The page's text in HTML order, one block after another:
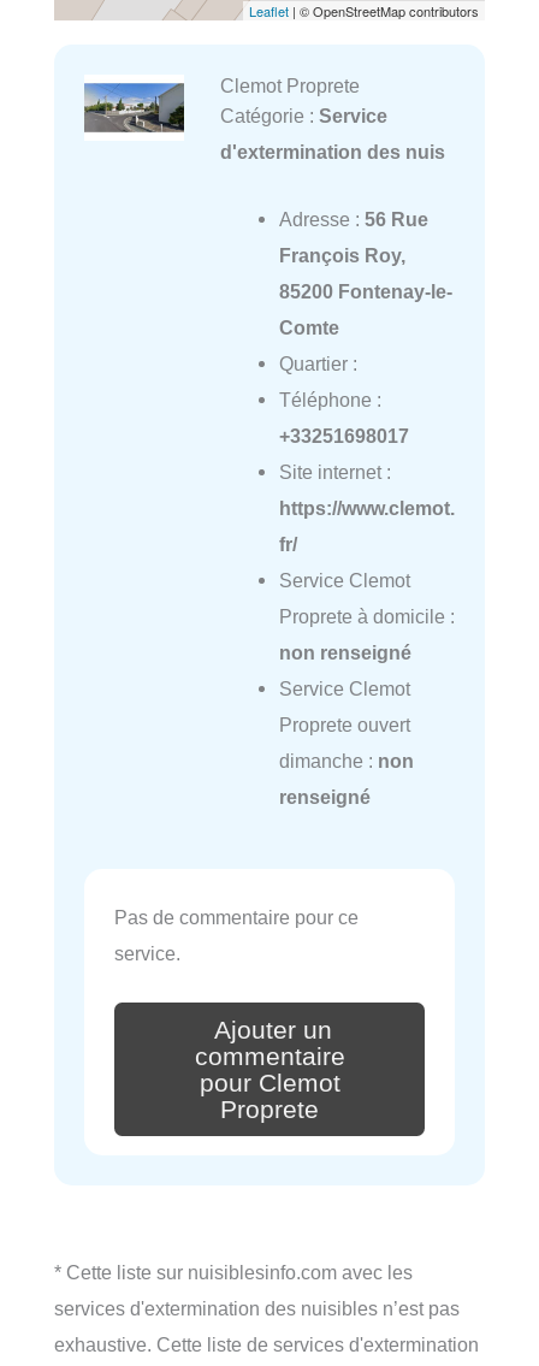
Leaflet | © OpenStreetMap contributors
Clemot Proprete
Catégorie : Service
d'extermination des nuis
Adresse : 56 Rue
François Roy,
85200 Fontenay-le-
Comte
Quartier :
Téléphone :
+33251698017
Site internet :
https://www.clemot.
fr/
Service Clemot
Proprete à domicile :
non renseigné
Service Clemot
Proprete ouvert
dimanche : non
renseigné
Pas de commentaire pour ce
service.
Ajouter un
commentaire
pour Clemot
Proprete
* Cette liste sur nuisiblesinfo.com avec les
services d'extermination des nuisibles n’est pas
exhaustive. Cette liste de services d'extermination